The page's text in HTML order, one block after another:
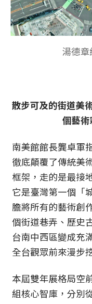
湯德章
散步可及的街道美
個藝術
南美館館長龔卓軍
徹底顛覆了傳統美
框架，走的是最接
它是臺灣第一個「
膽將所有的藝術創
個街道巷弄、歷史
台南中西區變成充
全台觀眾前來漫步
本屆雙年展格局空
組核心智庫，分別